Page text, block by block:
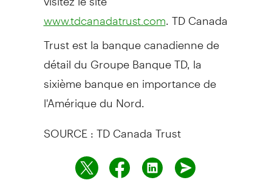
www.tdcanadatrust.com . TD Canada
Trust est la banque canadienne de
détail du Groupe Banque TD, la
sixième banque en importance de
l'Amérique du Nord.
SOURCE : TD Canada Trust